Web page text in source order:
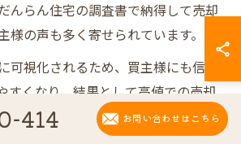
んらん住宅の調査書で納得して売却
様の声も多く寄せられています。
可視化されるため、買主様にも信頼
すくなり、結果として高値での売却
す。特に大阪市生野区田島エリアの
414 お問い合わせはこちら